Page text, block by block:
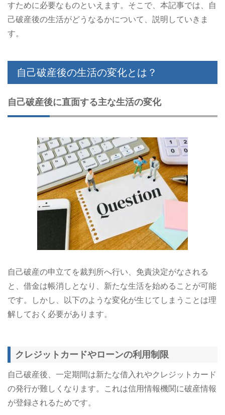
すために必要なものといえます。そこで、本記事では、自
己破産後の生活がどうなるかについて、説明していきま
す。
自己破産後の生活の変化とは？
自己破産後に直面する主な生活の変化
自己破産の申立てを裁判所へ行い、免責決定がなされる
と、借金は帳消しとなり、新たな生活を始めることが可能
です。しかし、以下のような変化が生じてしまうことは理
解しておく必要があります。
クレジットカードやローンの利用制限
自己破産後、一定期間は新たな借入れやクレジットカード
の発行が難しくなります。これは信用情報機関に破産情報
が登録されるためです。 ​